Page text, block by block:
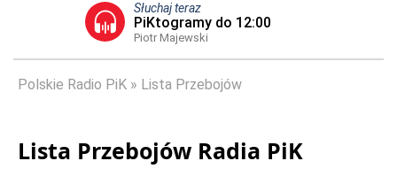
Słuchaj teraz
PiKtogramy do 12:00
Piotr Majewski
Polskie Radio PiK Lista Przebojów
Lista Przebojów Radia PiK